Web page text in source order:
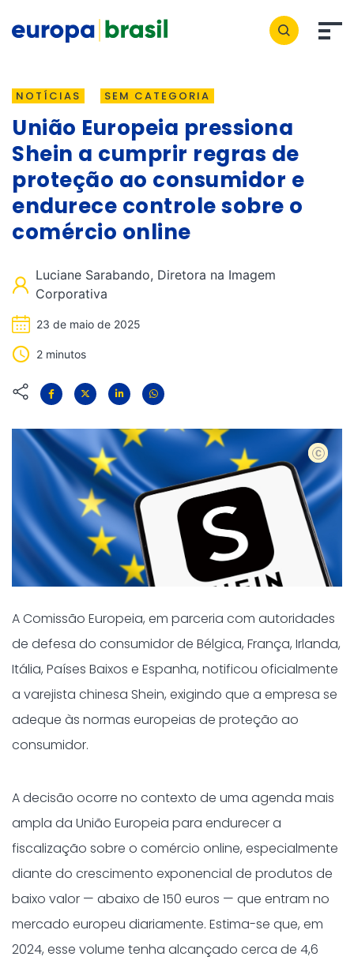
NOTÍCIAS SEM CATEGORIA
União Europeia pressiona
Shein a cumprir regras de
proteção ao consumidor e
endurece controle sobre o
comércio online
Luciane Sarabando, Diretora na Imagem
Corporativa
23 de maio de 2025
2 minutos
A Comissão Europeia, em parceria com autoridades
de defesa do consumidor de Bélgica, França, Irlanda,
Itália, Países Baixos e Espanha, notificou oficialmente
a varejista chinesa Shein, exigindo que a empresa se
adeque às normas europeias de proteção ao
consumidor.
A decisão ocorre no contexto de uma agenda mais
ampla da União Europeia para endurecer a
fiscalização sobre o comércio online, especialmente
diante do crescimento exponencial de produtos de
baixo valor — abaixo de 150 euros — que entram no
mercado europeu diariamente. Estima-se que, em
2024, esse volume tenha alcançado cerca de 4,6